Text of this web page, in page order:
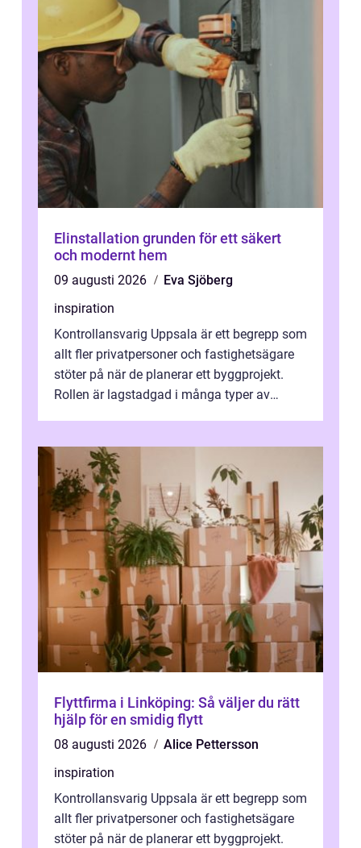
Elinstallation grunden för ett säkert
och modernt hem
09 augusti 2026
Eva Sjöberg
inspiration
Kontrollansvarig Uppsala är ett begrepp som
allt fler privatpersoner och fastighetsägare
stöter på när de planerar ett byggprojekt.
Rollen är lagstadgad i många typer av
Flyttfirma i Linköping: Så väljer du rätt
hjälp för en smidig flytt
08 augusti 2026
Alice Pettersson
inspiration
Kontrollansvarig Uppsala är ett begrepp som
allt fler privatpersoner och fastighetsägare
stöter på när de planerar ett byggprojekt.